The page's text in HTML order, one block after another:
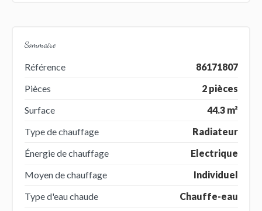
Sommaire
Référence
86171807
Pièces
2 pièces
Surface
44.3 m²
Type de chauffage
Radiateur
Énergie de chauffage
Electrique
Moyen de chauffage
Individuel
Type d'eau chaude
Chauffe-eau